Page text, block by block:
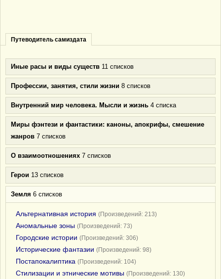
Путеводитель самиздата
Иные расы и виды существ 11 списков
Профессии, занятия, стили жизни 8 списков
Внутренний мир человека. Мысли и жизнь 4 списка
Миры фэнтези и фантастики: каноны, апокрифы, смешение
жанров 7 списков
О взаимоотношениях 7 списков
Герои 13 списков
Земля 6 списков
Альтернативная история (Произведений: 213)
Аномальные зоны (Произведений: 73)
Городские истории (Произведений: 306)
Исторические фантазии (Произведений: 98)
Постапокалиптика (Произведений: 104)
Стилизации и этнические мотивы (Произведений: 130)